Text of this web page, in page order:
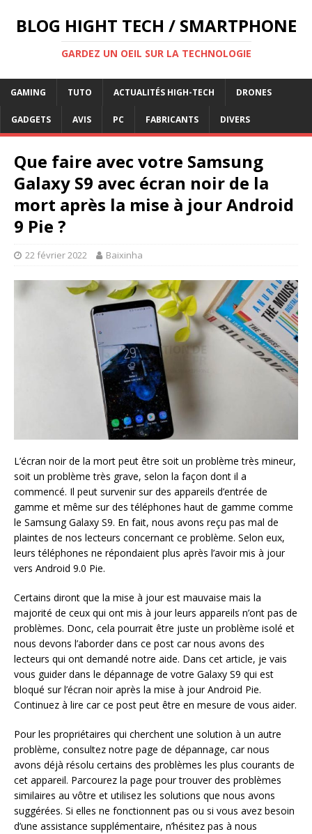
BLOG HIGHT TECH / SMARTPHONE
GARDEZ UN OEIL SUR LA TECHNOLOGIE
GAMING TUTO ACTUALITÉS HIGH-TECH DRONES
GADGETS AVIS PC FABRICANTS DIVERS
Que faire avec votre Samsung
Galaxy S9 avec écran noir de la
mort après la mise à jour Android
9 Pie ?
22 février 2022 Baixinha
L’écran noir de la mort peut être soit un problème très mineur,
soit un problème très grave, selon la façon dont il a
commencé. Il peut survenir sur des appareils d’entrée de
gamme et même sur des téléphones haut de gamme comme
le Samsung Galaxy S9. En fait, nous avons reçu pas mal de
plaintes de nos lecteurs concernant ce problème. Selon eux,
leurs téléphones ne répondaient plus après l’avoir mis à jour
vers Android 9.0 Pie.
Certains diront que la mise à jour est mauvaise mais la
majorité de ceux qui ont mis à jour leurs appareils n’ont pas de
problèmes. Donc, cela pourrait être juste un problème isolé et
nous devons l’aborder dans ce post car nous avons des
lecteurs qui ont demandé notre aide. Dans cet article, je vais
vous guider dans le dépannage de votre Galaxy S9 qui est
bloqué sur l’écran noir après la mise à jour Android Pie.
Continuez à lire car ce post peut être en mesure de vous aider.
Pour les propriétaires qui cherchent une solution à un autre
problème, consultez notre page de dépannage, car nous
avons déjà résolu certains des problèmes les plus courants de
cet appareil. Parcourez la page pour trouver des problèmes
similaires au vôtre et utilisez les solutions que nous avons
suggérées. Si elles ne fonctionnent pas ou si vous avez besoin
d’une assistance supplémentaire, n’hésitez pas à nous